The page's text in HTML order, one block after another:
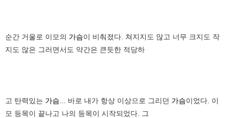
순간 거울로 이모의 가슴이 비춰졌다. 쳐지지도 않고 너무 크지도 작
지도 않은 그러면서도 약간은 큰듯한 적당하
고 탄력있는 가슴 ... 바로 내가 항상 이상으로 그리던 가슴이었다. 이
모 등목이 끝나고 나의 등목이 시작되었다. 그